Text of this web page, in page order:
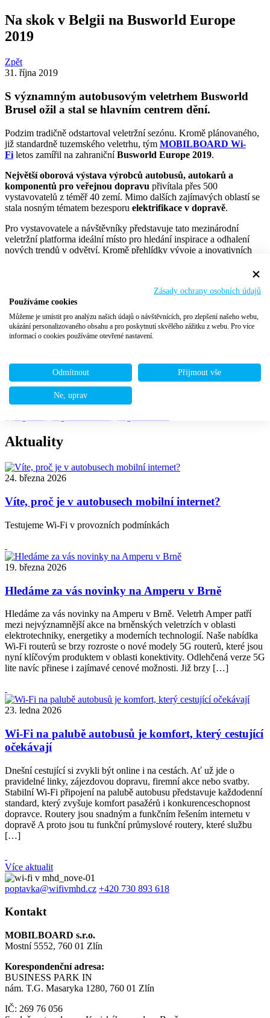
Na skok v Belgii na Busworld Europe
2019
Zpět
31. října 2019
S významným autobusovým veletrhem Busworld
Brusel ožil a stal se hlavním centrem dění.
Podzim tradičně odstartoval veletržní sezónu. Kromě plánovaného,
již standardně tuzemského veletrhu, tým MOBILBOARD Wi-
Fi letos zamířil na zahraničníBusworld Europe 2019.
Největší oborová výstava výrobců autobusů, autokarů a
komponentů pro veřejnou dopravu přivítala přes 500
vystavovatelů z téměř 40 zemí. Mimo dalších zajímavých oblastí se
stala nosným tématem bezesporu elektrifikace v dopravě.
Pro vystavovatele a návštěvníky představuje tato mezinárodní
veletržní platforma ideální místo pro hledání inspirace a odhalení
nových trendů v odvětví. Kromě přehlídky vývoje a inovativních
s našimi významnými obchodními partery, kterým tímto děkujeme
Sdílejte článek
Aktuality
24. března 2026
Víte, proč je v autobusech mobilní internet?
Testujeme Wi-Fi v provozních podmínkách
19. března 2026
Hledáme za vás novinky na Amperu v Brně
Hledáme za vás novinky na Amperu v Brně. Veletrh Amper patří
mezi nejvýznamnější akce na brněnských veletrzích v oblasti
elektrotechniky, energetiky a moderních technologií. Naše nabídka
Wi-Fi routerů se brzy rozroste o nové modely 5G routerů, které jsou
nyní klíčovým produktem v oblasti konektivity. Odlehčená verze 5G
lite navíc přinese i zajímavé cenové možnosti. Již brzy […]
23. ledna 2026
Wi-Fi na palubě autobusů je komfort, který cestující
očekávají
Dnešní cestující si zvykli být online i na cestách. Ať už jde o
pravidelné linky, zájezdovou dopravu, firemní akce nebo svatby.
Stabilní Wi-Fi připojení na palubě autobusu představuje každodenní
standard, který zvyšuje komfort pasažérů i konkurenceschopnost
dopravce. Routery jsou snadným a funkčním řešením internetu v
dopravě A proto jsou tu funkční průmyslové routery, které službu
[…]
Více aktualit
poptavka@wifivmhd.cz +420 730 893 618
Kontakt
MOBILBOARD s.r.o.
Mostní 5552, 760 01 Zlín
Korespondenční adresa:
BUSINESS PARK IN
nám. T.G. Masaryka 1280, 760 01 Zlín
IČ: 269 76 056
Zásady ochrany osobních údajů
Používáme cookies
Můžeme je umístit pro analýzu našich údajů o návštěvnících, pro zlepšení našeho webu,
ukázání personalizovaného obsahu a pro poskytnutí skvělého zážitku z webu. Pro více
informací o cookies používáme otevřené nastavení.
Odmítnout Přijmout vše
Ne, uprav